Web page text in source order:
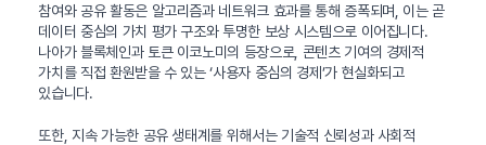
참여와 공유 활동은 알고리즘과 네트워크 효과를 통해 증폭되며, 이는 곧
데이터 중심의 가치 평가 구조와 투명한 보상 시스템으로 이어집니다.
나아가 블록체인과 토큰 이코노미의 등장으로, 콘텐츠 기여의 경제적
가치를 직접 환원받을 수 있는 ‘사용자 중심의 경제’가 현실화되고
있습니다.
또한, 지속 가능한 공유 생태계를 위해서는 기술적 신뢰성과 사회적